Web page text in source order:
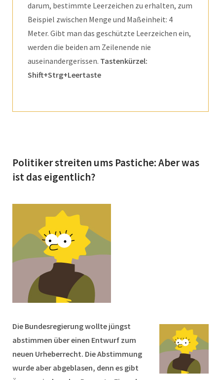
darum, bestimmte Leerzeichen zu erhalten, zum
Beispiel zwischen Menge und Maßeinheit: 4
Meter. Gibt man das geschützte Leerzeichen ein,
werden die beiden am Zeilenende nie
auseinandergerissen. Tastenkürzel:
Shift+Strg+Leertaste
Politiker streiten ums Pastiche: Aber was
ist das eigentlich?
Die Bundesregierung wollte jüngst
abstimmen über einen Entwurf zum
neuen Urheberrecht. Die Abstimmung
wurde aber abgeblasen, denn es gibt